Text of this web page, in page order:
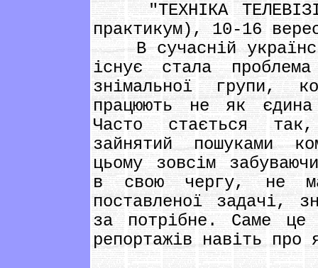
"ТЕХНІКА
практикум), 10-16
В сучасній
існує стала
знімальної групи,
працюють не як
Часто стається
зайнятий пошуками
цьому зовсім
в свою чергу, не
поставленої задачі,
за потрібне. Саме це
репортажів навіть про